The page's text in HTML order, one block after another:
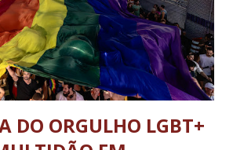
DO ORGULHO LGBT+